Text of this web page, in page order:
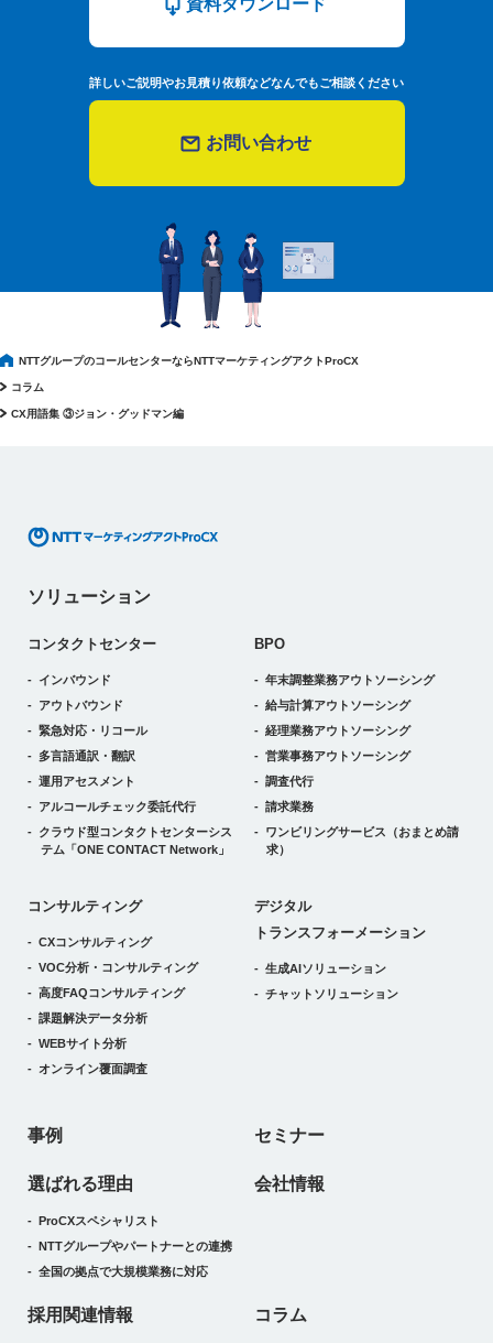
資料ダウンロード
詳しいご説明やお見積り依頼などなんでもご相談ください
お問い合わせ
NTTグループのコールセンターならNTTマーケティングアクトProCX
コラム
CX用語集 ③ジョン・グッドマン編
ソリューション
コンタクトセンター
インバウンド
アウトバウンド
緊急対応・リコール
多言語通訳・翻訳
運用アセスメント
アルコールチェック委託代行
クラウド型コンタクトセンターシス
テム 「ONE CONTACT Network」
BPO
年末調整業務アウトソーシング
給与計算アウトソーシング
経理業務アウトソーシング
営業事務アウトソーシング
調査代行
請求業務
ワンビリングサービス （おまとめ請
求）
コンサルティング
CXコンサルティング
VOC分析・コンサルティング
高度FAQコンサルティング
課題解決データ分析
WEBサイト分析
オンライン覆面調査
デジタルトランスフォーメーション
デジタル
トランスフォーメーション
生成AIソリューション
チャットソリューション
事例 セミナー
選ばれる理由
ProCXスペシャリスト
NTTグループやパートナーとの連携
全国の拠点で大規模業務に対応
会社情報
採用関連情報 コラム